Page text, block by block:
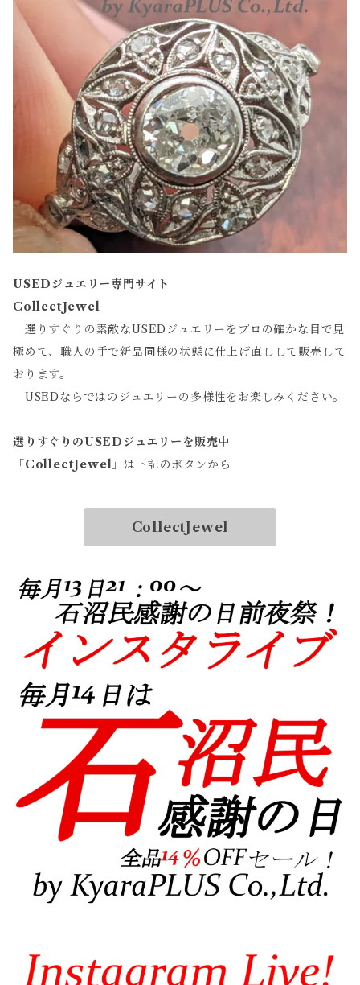
USEDジュエリー専門サイト
CollectJewel
選りすぐりの素敵なUSEDジュエリーをプロの確かな目で見
極めて、職人の手で新品同様の状態に仕上げ直しして販売して
おります。
USEDならではのジュエリーの多様性をお楽しみください。
選りすぐりのUSEDジュエリーを販売中
「CollectJewel 」は下記のボタンから
CollectJewel